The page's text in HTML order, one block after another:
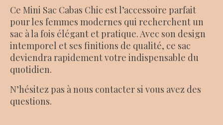
Ce Mini Sac Cabas Chic est l’accessoire parfait
pour les femmes modernes qui recherchent un
sac à la fois élégant et pratique. Avec son design
intemporel et ses finitions de qualité, ce sac
deviendra rapidement votre indispensable du
quotidien.
N’hésitez pas à nous contacter si vous avez des
questions.